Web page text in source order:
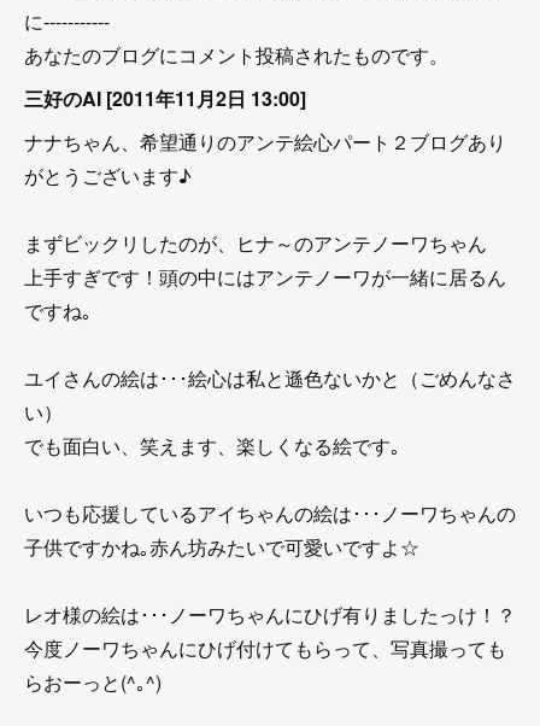
に-----------
あなたのブログにコメント投稿されたものです。
三好のAI [2011年11月2日 13:00]
ナナちゃん、希望通りのアンテ絵心パート２ブログあり
がとうございます♪
まずビックリしたのが、ヒナ～のアンテノーワちゃん
上手すぎです！頭の中にはアンテノーワが一緒に居るん
ですね｡
ユイさんの絵は･･･絵心は私と遜色ないかと（ごめんなさ
い）
でも面白い、笑えます、楽しくなる絵です｡
いつも応援しているアイちゃんの絵は･･･ノーワちゃんの
子供ですかね｡赤ん坊みたいで可愛いですよ☆
レオ様の絵は･･･ノーワちゃんにひげ有りましたっけ！？
今度ノーワちゃんにひげ付けてもらって、写真撮っても
らおーっと(^｡^)